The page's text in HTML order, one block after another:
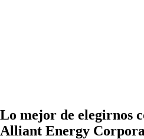
Lo mejor de elegirnos
Alliant Energy